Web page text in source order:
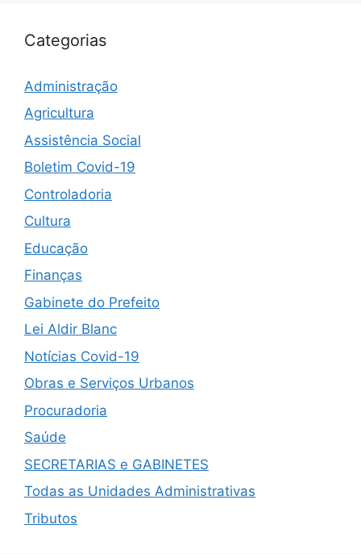
Categorias
Administração
Agricultura
Assistência Social
Boletim Covid-19
Controladoria
Cultura
Educação
Finanças
Gabinete do Prefeito
Lei Aldir Blanc
Notícias Covid-19
Obras e Serviços Urbanos
Procuradoria
Saúde
SECRETARIAS e GABINETES
Todas as Unidades Administrativas
Tributos